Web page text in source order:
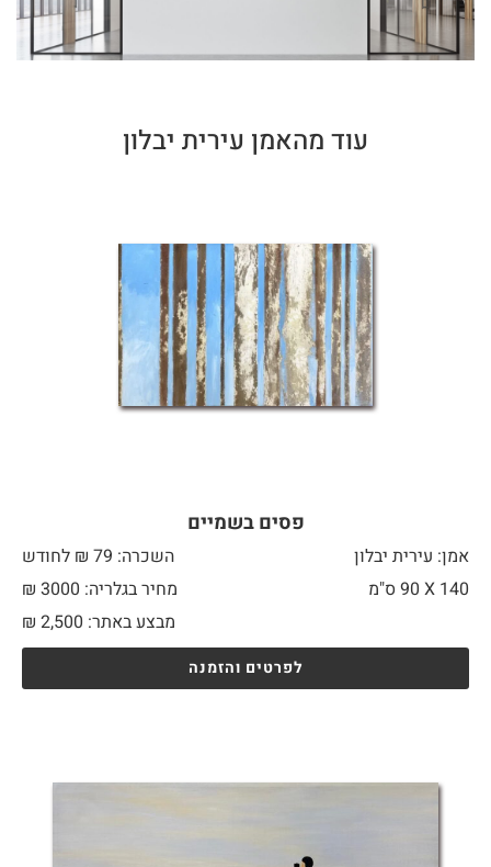
עוד מהאמן עירית יבלון
פסים בשמיים
אמן: עירית יבלון
השכרה: 79 ₪ לחודש
140 X
מחיר בגלריה: 3000 ₪
מבצע באתר:
₪ 2,500
לפרטים והזמנה